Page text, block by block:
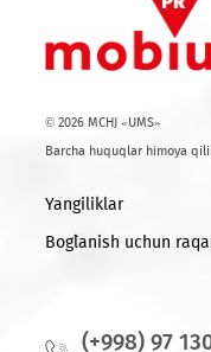
Mobiuzning
ishlari haqidagi